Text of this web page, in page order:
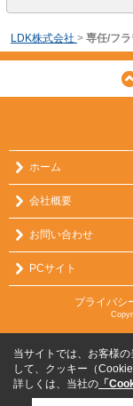
LDK株式会社 > 専任/フ
ホーム
会社概要
お問い合わせ
PCサイト
プライバシ
当サイトでは、お客様
して、クッキー（
詳しくは、当社の 「